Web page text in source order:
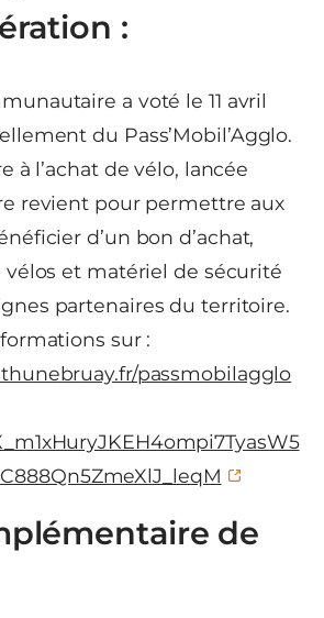
:
a voté le 11 avril
du Pass’Mobil’Agglo.
à l’achat de vélo, lancée
revient pour permettre aux
d’un bon d’achat,
vélos et matériel de sécurité
partenaires du territoire.
sur :
passmobilagglo
de